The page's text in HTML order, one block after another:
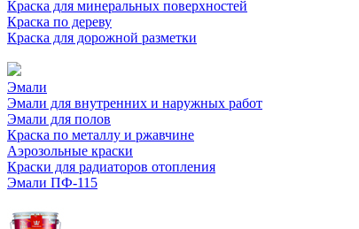
Краска для минеральных поверхностей
Краска по дереву
Краска для дорожной разметки
Эмали
Эмали для внутренних и наружных работ
Эмали для полов
Краска по металлу и ржавчине
Аэрозольные краски
Краски для радиаторов отопления
Эмали ПФ-115